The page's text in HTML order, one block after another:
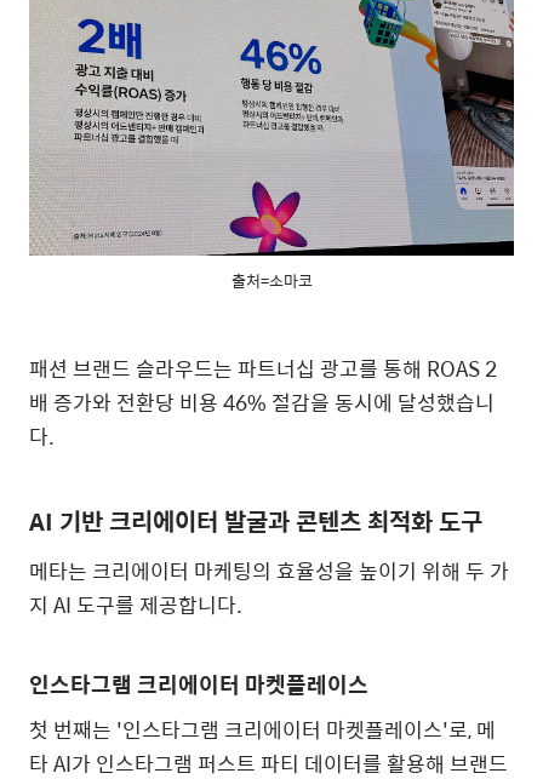
출처=소마코
패션 브랜드 슬라우드는 파트너십 광고를 통해 ROAS 2
배 증가와 전환당 비용46% 절감을 동시에 달성했습니
다.
AI 기반 크리에이터 발굴과 콘텐츠 최적화 도구
메타는 크리에이터 마케팅의 효율성을 높이기 위해 두 가
지 AI도구를 제공합니다.
인스타그램 크리에이터 마켓플레이스
첫 번째는 '인스타그램 크리에이터 마켓플레이스'로,메
타AI가 인스타그램 퍼스트 파티 데이터를 활용해 브랜드